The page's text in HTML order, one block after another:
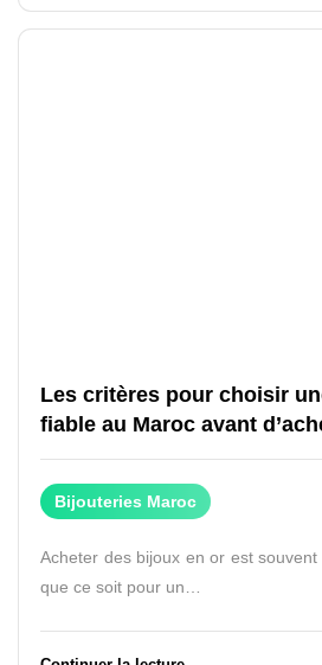
Les critères pour choisir
fiable au Maroc avant
Bijouteries Maroc
Acheter des bijoux en or est
que ce soit pour un…